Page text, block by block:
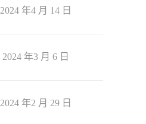
2024 年4 月 14 日
2024 年3 月 6 日
2024 年2 月 29 日